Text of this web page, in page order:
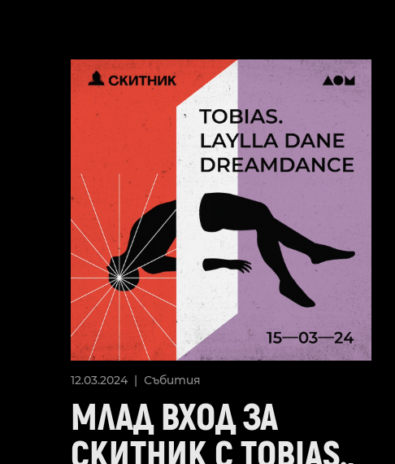
12.03.2024 | Събития
МЛАД ВХОД ЗА